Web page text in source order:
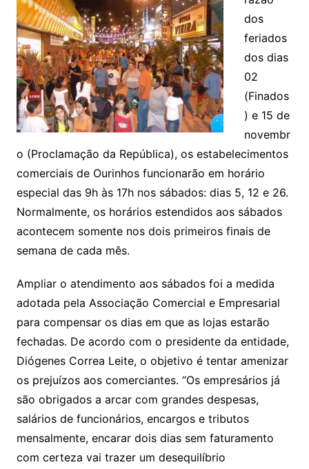
dos
feriados
dos dias
02
(Finados
) e 15 de
novembr
o (Proclamação da República), os estabelecimentos
comerciais de Ourinhos funcionarão em horário
especial das 9h às 17h nos sábados: dias 5, 12 e 26.
Normalmente, os horários estendidos aos sábados
acontecem somente nos dois primeiros finais de
semana de cada mês.
Ampliar o atendimento aos sábados foi a medida
adotada pela Associação Comercial e Empresarial
para compensar os dias em que as lojas estarão
fechadas. De acordo com o presidente da entidade,
Diógenes Correa Leite, o objetivo é tentar amenizar
os prejuízos aos comerciantes. “Os empresários já
são obrigados a arcar com grandes despesas,
salários de funcionários, encargos e tributos
mensalmente, encarar dois dias sem faturamento
com certeza vai trazer um desequilíbrio